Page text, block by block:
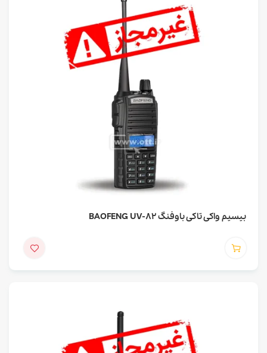
بیسیم واکی تاکی باوفنگ BAOFENG UV-82